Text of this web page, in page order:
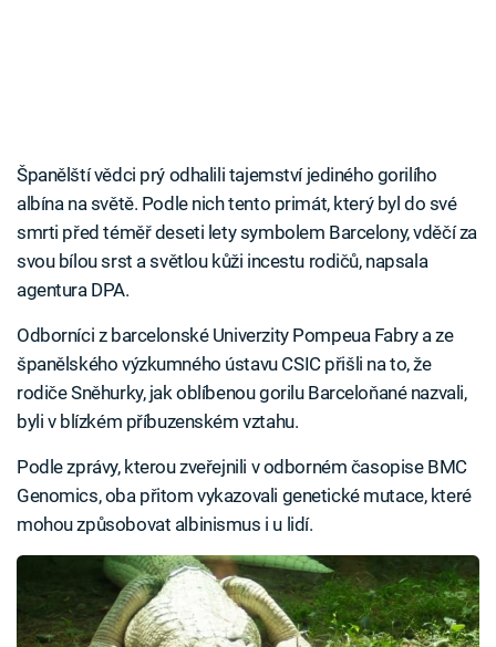
Španělští vědci prý odhalili tajemství jediného gorilího
albína na světě. Podle nich tento primát, který byl do své
smrti před téměř deseti lety symbolem Barcelony, vděčí za
svou bílou srst a světlou kůži incestu rodičů, napsala
agentura DPA.
Odborníci z barcelonské Univerzity Pompeua Fabry a ze
španělského výzkumného ústavu CSIC přišli na to, že
rodiče Sněhurky, jak oblíbenou gorilu Barceloňané nazvali,
byli v blízkém příbuzenském vztahu.
Podle zprávy, kterou zveřejnili v odborném časopise BMC
Genomics, oba přitom vykazovali genetické mutace, které
mohou způsobovat albinismus i u lidí.